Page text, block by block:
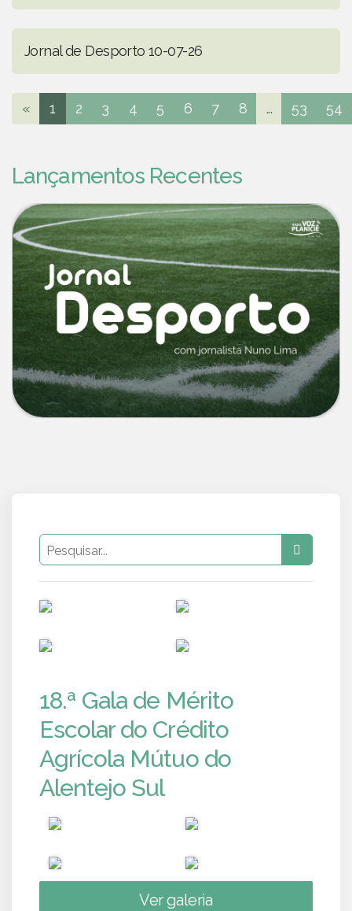
Jornal de Desporto 10-07-26
« 1 2 3 4 5 6 7 8 ... 53 54
Lançamentos Recentes
18.ª Gala de Mérito
Escolar do Crédito
Agrícola Mútuo do
Alentejo Sul
Ver galeria